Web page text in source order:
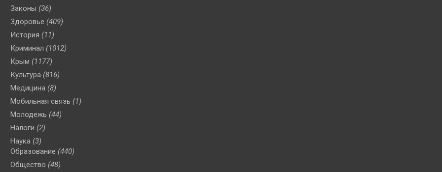
Законы (36)
Здоровье (409)
История (11)
Криминал (1012)
Крым (1177)
Культура (816)
Медицина (8)
Мобильная связь (1)
Молодежь (44)
Налоги (2)
Наука (3)
Образование (440)
Общество (48)